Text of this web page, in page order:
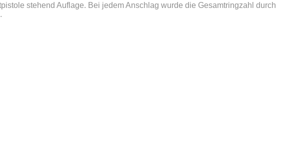
stehend Auflage. Bei jedem Anschlag wurde die Gesamtringzahl durch